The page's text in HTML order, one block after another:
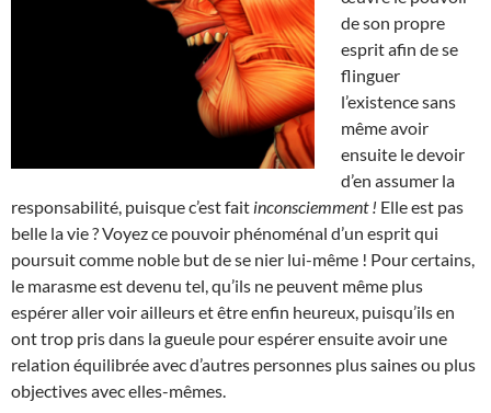
de son propre
esprit afin de se
flinguer
l’existence sans
même avoir
ensuite le devoir
d’en assumer la
responsabilité, puisque c’est fait inconsciemment ! Elle est pas
belle la vie ? Voyez ce pouvoir phénoménal d’un esprit qui
poursuit comme noble but de se nier lui-même ! Pour certains,
le marasme est devenu tel, qu’ils ne peuvent même plus
espérer aller voir ailleurs et être enfin heureux, puisqu’ils en
ont trop pris dans la gueule pour espérer ensuite avoir une
relation équilibrée avec d’autres personnes plus saines ou plus
objectives avec elles-mêmes.